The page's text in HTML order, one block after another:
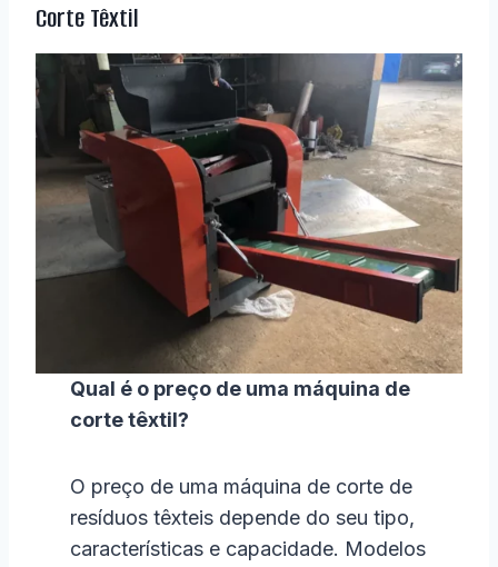
Corte Têxtil
Qual é o preço de uma máquina de
corte têxtil?
O preço de uma máquina de corte de
resíduos têxteis depende do seu tipo,
características e capacidade. Modelos